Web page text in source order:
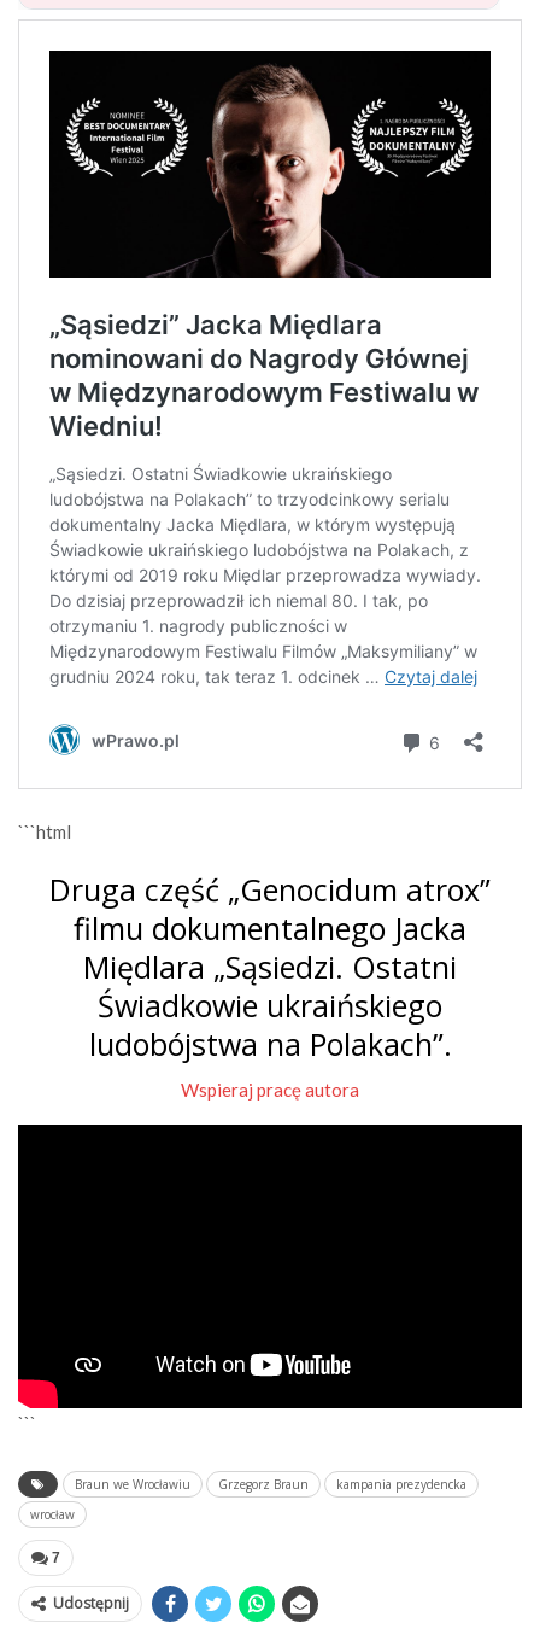
```html
Druga część „Genocidum atrox”
filmu dokumentalnego Jacka
Międlara „Sąsiedzi. Ostatni
Świadkowie ukraińskiego
ludobójstwa na Polakach”.
Wspieraj pracę autora
```
Braun we Wrocławiu Grzegorz Braun
kampania prezydencka
wrocław
7
Udostępnij